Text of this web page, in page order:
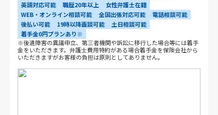
英語対応可能
職歴20年以上
女性弁護士在籍
WEB・オンライン相談可能
全国出張対応可能
電話相談可能
後払い可能
19時以降面談可能
土日相談可能
着手金0円プランあり※
※後遺障害の異議申立、第三者機関や訴訟に移行した場合等には着手
金をいただきます。弁護士費用特約がある場合着手金を保険会社から
いただきますがお客様の負担は原則としてありません。